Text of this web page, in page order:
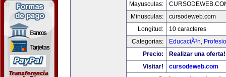
Mayusculas:
Minusculas:
cursodeweb.com
Longitud:
10 caracteres
Categorias:
EducaciÃ³n,
Precio:
Realizar una oferta!
Visitar!
cursodeweb.com